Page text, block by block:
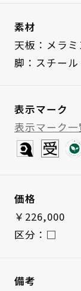
素材
天板：メラ
脚：スチール
表示マーク
表示マーク一
価格
￥226,000
区分：□
備考